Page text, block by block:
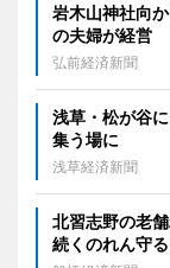
岩木山神社向
の夫婦が経営
弘前経済新聞
浅草・松が谷
集う場に
浅草経済新聞
北習志野の老
続くのれん守る